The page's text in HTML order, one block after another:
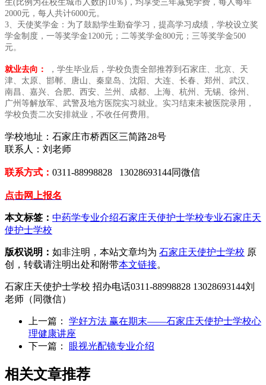
生(比例为在校生城市人数的10％)，均享受三年减免学费，每人每年
2000元，每人共计6000元。
3、天使奖学金：为了鼓励学生勤奋学习，提高学习成绩，学校设立奖
学金制度，一等奖学金1200元；二等奖学金800元；三等奖学金500
元。
就业去向：
，学生毕业后，学校负责全部推荐到石家庄、北京、天
津、太原、邯郸、唐山、秦皇岛、沈阳、大连、长春、郑州、武汉、
南昌、嘉兴、合肥、西安、兰州、成都、上海、杭州、无锡、徐州、
广州等解放军、武警及地方医院实习就业。实习结束未被医院录用，
学校负责二次安排就业，不收任何费用。
学校地址：石家庄市桥西区三简路28号
联系人：刘老师
联系方式： 0311-88998828 13028693144同微信
点击网上报名
本文标签： 中药学专业介绍石家庄天使护士学校专业石家庄天
使护士学校
版权说明： 如非注明，本站文章均为 石家庄天使护士学校 原
创，转载请注明出处和附带本文链接。
石家庄天使护士学校 招办电话0311-88998828 13028693144刘
老师（同微信）
上一篇： 学好方法 赢在期末——石家庄天使护士学校心
理健康讲座
下一篇：
眼视光配镜专业介绍
相关文章推荐